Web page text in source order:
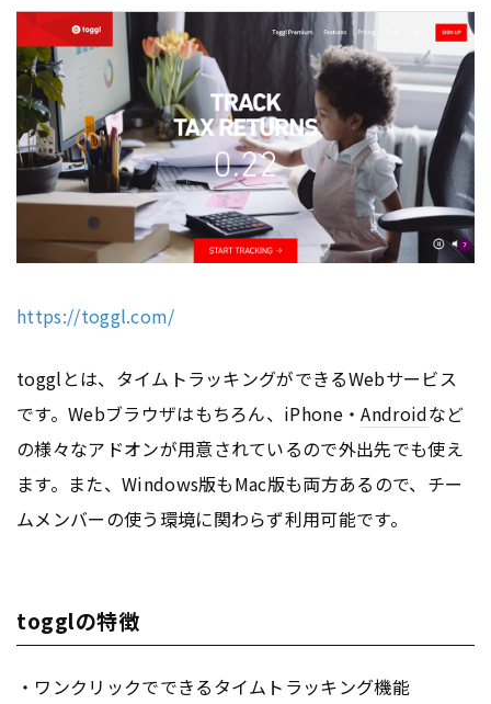
https://toggl.com/
togglとは、タイムトラッキングができるWebサービス
です。Webブラウザはもちろん、iPhone・Androidなど
の様々なアドオンが用意されているので外出先でも使え
ます。また、Windows版もMac版も両方あるので、チー
ムメンバーの使う環境に関わらず利用可能です。
togglの特徴
・ワンクリックでできるタイムトラッキング機能